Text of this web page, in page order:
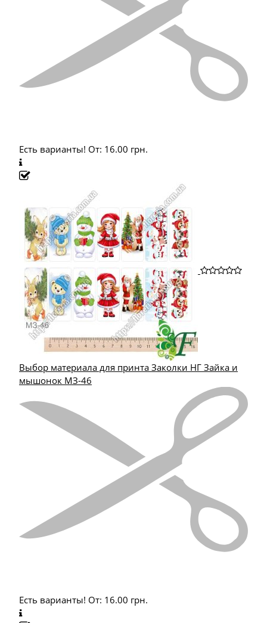
Есть варианты! От: 16.00 грн.
Выбор материала для принта Заколки НГ Зайка и
мышонок МЗ-46
Есть варианты! От: 16.00 грн.